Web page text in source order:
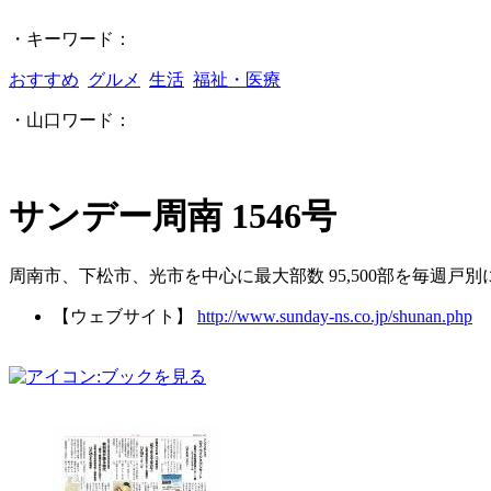
・キーワード：
おすすめ グルメ 生活 福祉・医療
・山口ワード：
サンデー周南 1546号
周南市、下松市、光市を中心に最大部数 95,500部を毎週戸別
【ウェブサイト】 http://www.sunday-ns.co.jp/shunan.php